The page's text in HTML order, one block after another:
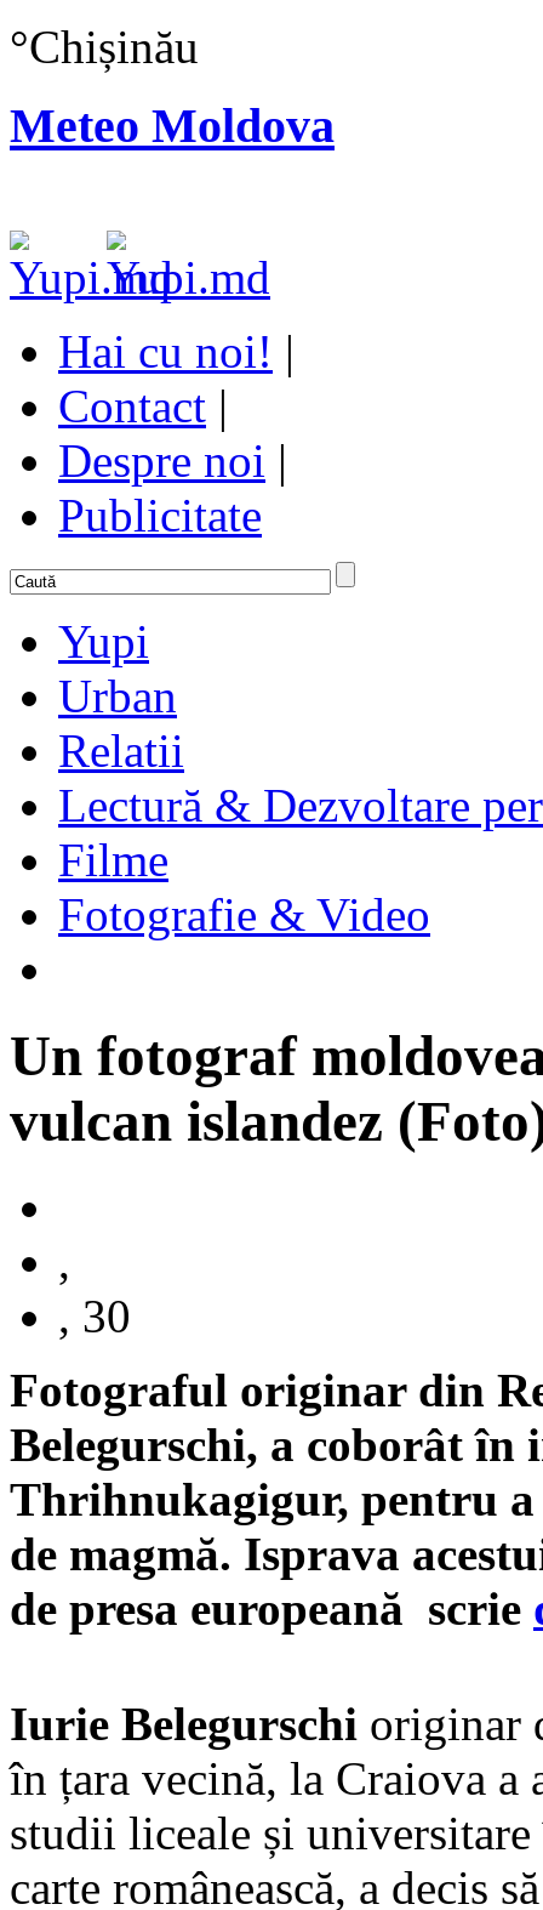
°Chișinău
Meteo Moldova
Hai cu noi! |
Contact |
Despre noi |
Publicitate
Yupi
Urban
Relatii
Lectură & Dezvoltare
Filme
Fotografie & Video
Un fotograf
vulcan islandez
,
, 30
Fotograful originar din
Belegurschi, a coborât în
Thrihnukagigur, pentru a
de magmă. Isprava
de presa europeană scrie
Iurie Belegurschi originar
în țara vecină, la Craiova a
studii liceale și
carte românească, a decis